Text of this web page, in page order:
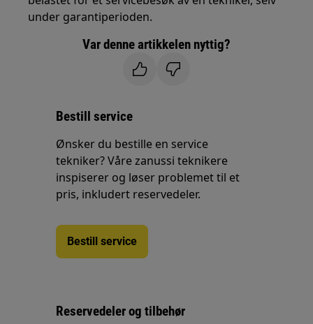
under garantiperioden.
Var denne artikkelen nyttig?
Bestill service
Ønsker du bestille en service
tekniker? Våre zanussi teknikere
inspiserer og løser problemet til et
pris, inkludert reservedeler.
Bestill service
Reservedeler og tilbehør